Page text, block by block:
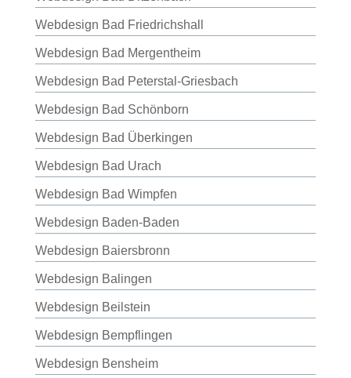
Webdesign Bad Friedrichshall
Webdesign Bad Mergentheim
Webdesign Bad Peterstal-Griesbach
Webdesign Bad Schönborn
Webdesign Bad Überkingen
Webdesign Bad Urach
Webdesign Bad Wimpfen
Webdesign Baden-Baden
Webdesign Baiersbronn
Webdesign Balingen
Webdesign Beilstein
Webdesign Bempflingen
Webdesign Bensheim